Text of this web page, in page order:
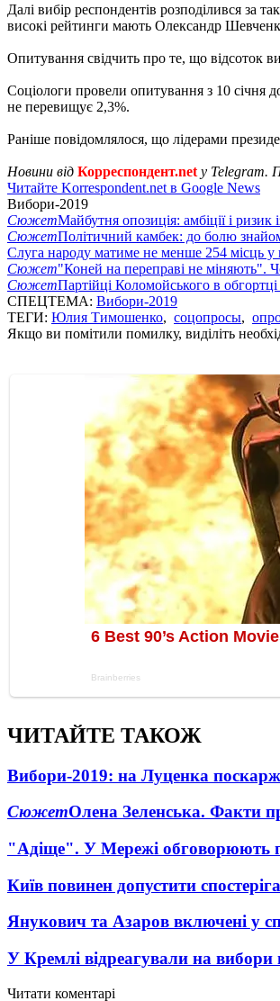
Далі вибір респондентів розподілився
високі рейтинги мають Олександр
Опитування свідчить про те, що відсоток
Соціологи провели опитування з 10 січня
не перевищує 2,3%.
Раніше повідомлялося, що лідерами
Новини від Корреспондент.net у Telegram.
Читайте Korrespondent.net в Google News
Вибори-2019
СюжетМайбутня опозиція: амбіції і
СюжетПолітичний камбек: до болю
Слуга народу матиме не менше 254 місць у
Сюжет"Коней на переправі не міняють".
СюжетПартійці Коломойського в
СПЕЦТЕМА: Вибори-2019
ТЕГИ: Юлия Тимошенко, соцопросы,
Якщо ви помітили помилку, виділіть
ЧИТАЙТЕ ТАКОЖ
Вибори-2019: на Луценка
СюжетОлена Зеленська. Факти
"Адіще". У Мережі обговорюють
Київ повинен допустити
Янукович та Азаров включені у
У Кремлі відреагували на вибори
Читати коментарі